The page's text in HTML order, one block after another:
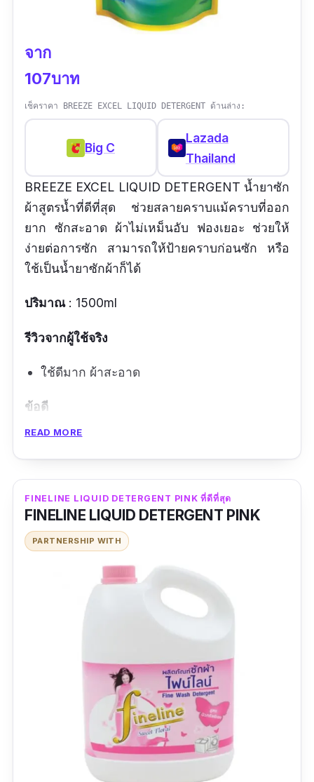
จาก
107บาท
เช็คราคา BREEZE EXCEL LIQUID DETERGENT ด้านล่าง:
Big C
Lazada
Thailand
BREEZE EXCEL LIQUID DETERGENT น้ำยาซัก
ผ้าสูตรน้ำที่ดีที่สุด ช่วยสลายคราบแม้คราบที่ออก
ยาก ซักสะอาด ผ้าไม่เหม็นอับ ฟองเยอะ ช่วยให้
ง่ายต่อการซัก สามารถให้ป้ายคราบก่อนซัก หรือ
ใช้เป็นน้ำยาซักผ้าก็ได้
ปริมาณ: 1500ml
รีวิวจากผู้ใช้จริง
ใช้ดีมาก ผ้าสะอาด
ข้อดี
กลิ่นสะอาด
READ MORE
FINELINE LIQUID DETERGENT PINK ที่ดีที่สุด
FINELINE LIQUID DETERGENT PINK
PARTNERSHIP WITH